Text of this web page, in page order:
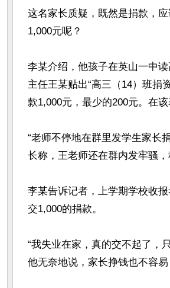
这名家长质疑，既然是捐款，
1,000元呢？
李某介绍，他孩子在英山一中
主任王某贴出“高三（14）班捐
款1,000元，最少的200元。在
“老师不停地在群里发学生家长
长称，王老师还在群内发牢骚，
李某告诉记者，上学期学校收
交1,000的捐款。
“我失业在家，真的交不起了，
他无奈地说，家长挣钱也不容